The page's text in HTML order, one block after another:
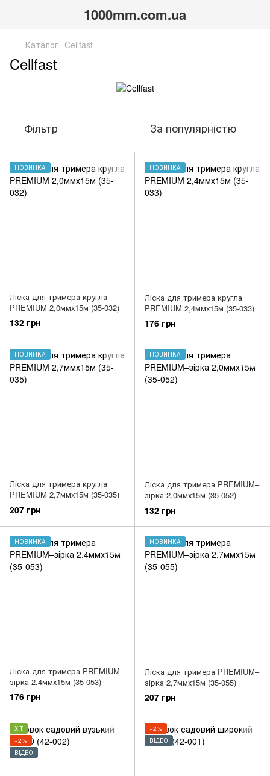
1000mm.com.ua
Каталог Cellfast
Cellfast
Фільтр За популярністю
НОВИНКА
Ліска для тримера кругла
PREMIUM 2,0ммх15м (35-032)
132 грн
НОВИНКА
Ліска для тримера кругла
PREMIUM 2,4ммх15м (35-033)
176 грн
НОВИНКА
Ліска для тримера кругла
PREMIUM 2,7ммх15м (35-035)
207 грн
НОВИНКА
Ліска для тримера PREMIUM–
зірка 2,0ммх15м (35-052)
132 грн
НОВИНКА
Ліска для тримера PREMIUM–
зірка 2,4ммх15м (35-053)
176 грн
НОВИНКА
Ліска для тримера PREMIUM–
зірка 2,7ммх15м (35-055)
207 грн
ХІТ
−2%
ВІДЕО
−2%
ВІДЕО